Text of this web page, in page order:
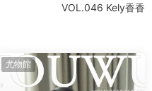
VOL.046 Kely香香
尤物館